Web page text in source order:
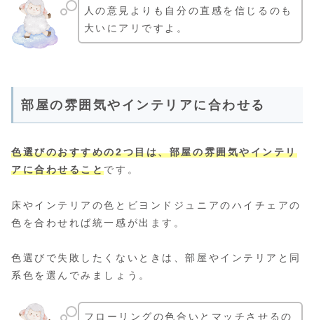
人の意見よりも自分の直感を信じるのも
大いにアリですよ。
部屋の雰囲気やインテリアに合わせる
色選びのおすすめの2つ目は、部屋の雰囲気やインテリ
アに合わせることです。
床やインテリアの色とビヨンドジュニアのハイチェアの
色を合わせれば統一感が出ます。
色選びで失敗したくないときは、部屋やインテリアと同
系色を選んでみましょう。
フローリングの色合いとマッチさせるの